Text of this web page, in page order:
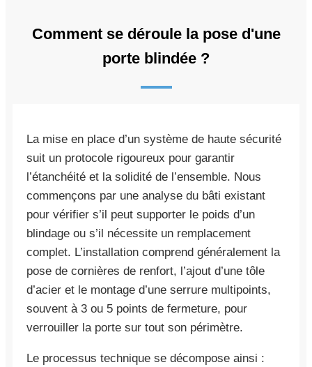
Comment se déroule la pose d'une
porte blindée ?
La mise en place d’un système de haute sécurité
suit un protocole rigoureux pour garantir
l’étanchéité et la solidité de l’ensemble. Nous
commençons par une analyse du bâti existant
pour vérifier s’il peut supporter le poids d’un
blindage ou s’il nécessite un remplacement
complet. L’installation comprend généralement la
pose de cornières de renfort, l’ajout d’une tôle
d’acier et le montage d’une serrure multipoints,
souvent à 3 ou 5 points de fermeture, pour
verrouiller la porte sur tout son périmètre.
Le processus technique se décompose ainsi :